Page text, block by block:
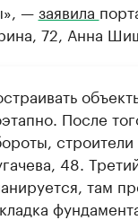
—заявила
72, Анна
После
48.
там